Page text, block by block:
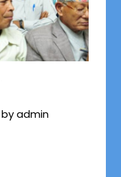
byadmin